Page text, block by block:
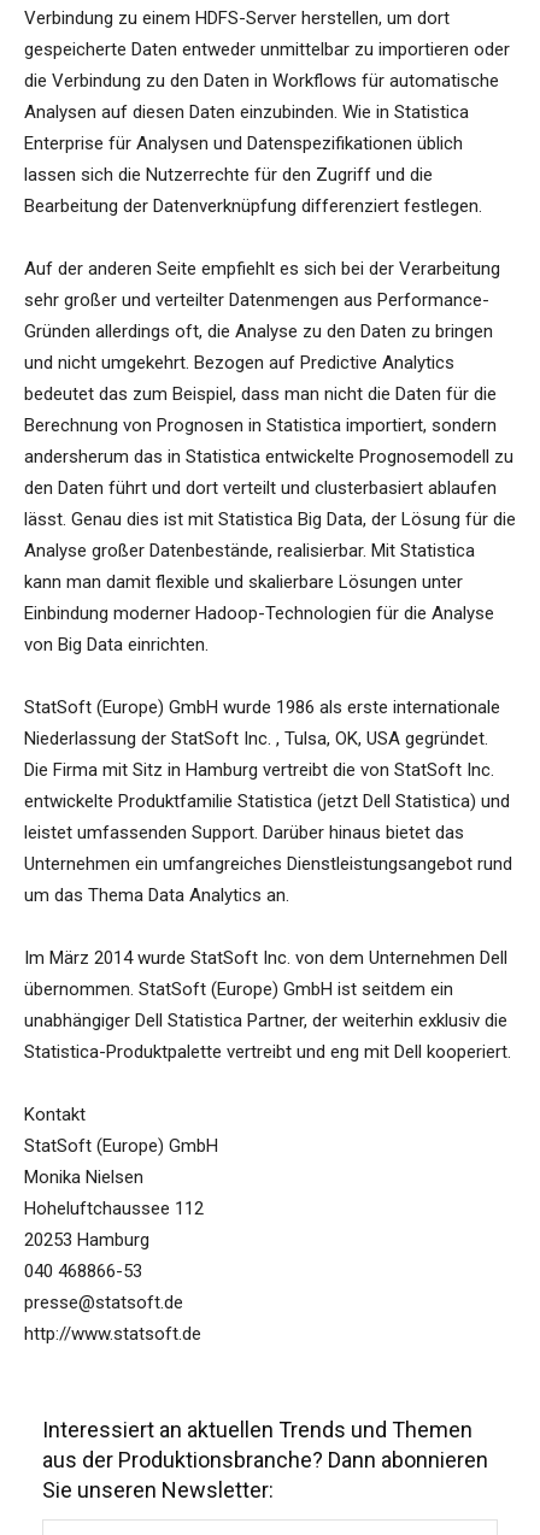
Verbindung zu einem HDFS-Server herstellen, um dort
gespeicherte Daten entweder unmittelbar zu importieren oder
die Verbindung zu den Daten in Workflows für automatische
Analysen auf diesen Daten einzubinden. Wie in Statistica
Enterprise für Analysen und Datenspezifikationen üblich
lassen sich die Nutzerrechte für den Zugriff und die
Bearbeitung der Datenverknüpfung differenziert festlegen.
Auf der anderen Seite empfiehlt es sich bei der Verarbeitung
sehr großer und verteilter Datenmengen aus Performance-
Gründen allerdings oft, die Analyse zu den Daten zu bringen
und nicht umgekehrt. Bezogen auf Predictive Analytics
bedeutet das zum Beispiel, dass man nicht die Daten für die
Berechnung von Prognosen in Statistica importiert, sondern
andersherum das in Statistica entwickelte Prognosemodell zu
den Daten führt und dort verteilt und clusterbasiert ablaufen
lässt. Genau dies ist mit Statistica Big Data, der Lösung für die
Analyse großer Datenbestände, realisierbar. Mit Statistica
kann man damit flexible und skalierbare Lösungen unter
Einbindung moderner Hadoop-Technologien für die Analyse
von Big Data einrichten.
StatSoft (Europe) GmbH wurde 1986 als erste internationale
Niederlassung der StatSoft Inc. , Tulsa, OK, USA gegründet.
Die Firma mit Sitz in Hamburg vertreibt die von StatSoft Inc.
entwickelte Produktfamilie Statistica (jetzt Dell Statistica) und
leistet umfassenden Support. Darüber hinaus bietet das
Unternehmen ein umfangreiches Dienstleistungsangebot rund
um das Thema Data Analytics an.
Im März 2014 wurde StatSoft Inc. von dem Unternehmen Dell
übernommen. StatSoft (Europe) GmbH ist seitdem ein
unabhängiger Dell Statistica Partner, der weiterhin exklusiv die
Statistica-Produktpalette vertreibt und eng mit Dell kooperiert.
Kontakt
StatSoft (Europe) GmbH
Monika Nielsen
Hoheluftchaussee 112
20253 Hamburg
040 468866-53
presse@statsoft.de
http://www.statsoft.de
Interessiert an aktuellen Trends und Themen
aus der Produktionsbranche? Dann abonnieren
Sie unseren Newsletter: